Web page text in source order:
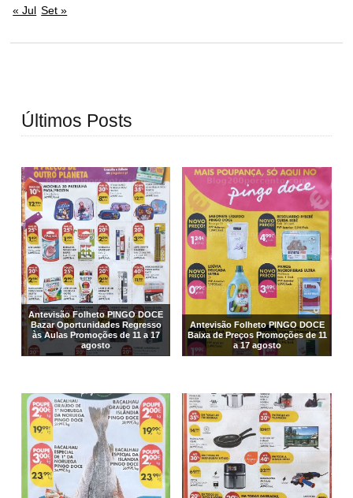
« Jul Set »
Últimos Posts
Antevisão Folheto PINGO DOCE
Bazar Oportunidades Regresso
às Aulas Promoções de 11 a 17
agosto
Antevisão Folheto PINGO DOCE
Baixa de Preços Promoções de 11
a 17 agosto